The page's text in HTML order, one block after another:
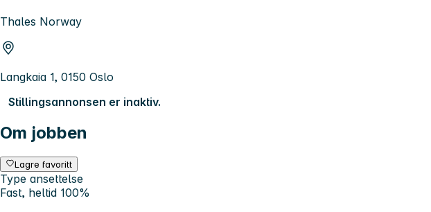
Thales Norway
Langkaia 1, 0150 Oslo
Stillingsannonsen er inaktiv.
Om jobben
Lagre favoritt
Type ansettelse
Fast, heltid 100%